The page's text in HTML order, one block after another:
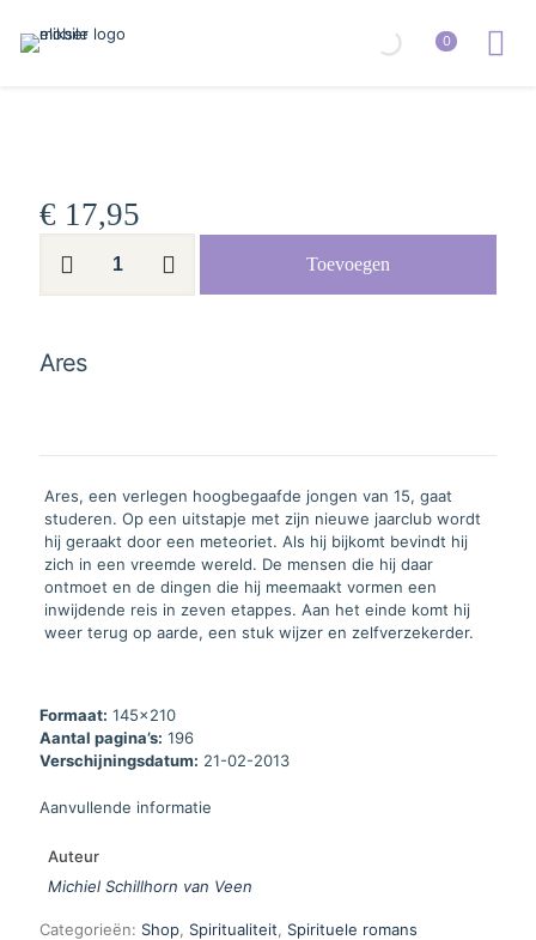
0
€ 17,95
Toevoegen
Ares
Ares, een verlegen hoogbegaafde jongen van 15, gaat
studeren. Op een uitstapje met zijn nieuwe jaarclub wordt
hij geraakt door een meteoriet. Als hij bijkomt bevindt hij
zich in een vreemde wereld. De mensen die hij daar
ontmoet en de dingen die hij meemaakt vormen een
inwijdende reis in zeven etappes. Aan het einde komt hij
weer terug op aarde, een stuk wijzer en zelfverzekerder.
Formaat: 145x210
Aantal pagina’s: 196
Verschijningsdatum: 21-02-2013
Aanvullende informatie
Auteur
Michiel Schillhorn van Veen
Categorieën: Shop Spiritualiteit Spirituele romans